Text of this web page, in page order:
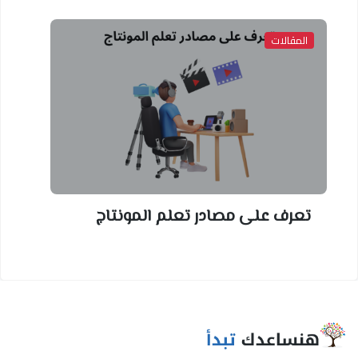
المقالات
تعرف على مصادر تعلم المونتاج